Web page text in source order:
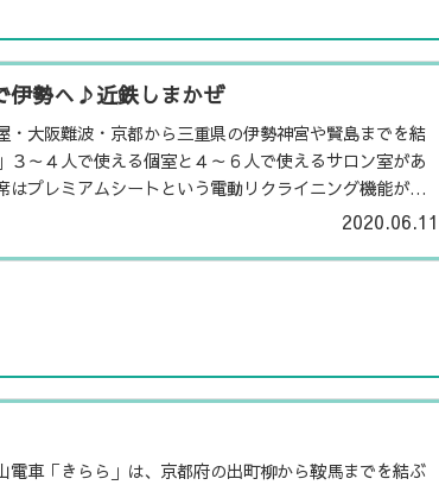
伊勢へ♪近鉄しまかぜ
・大阪難波・京都から三重県の伊勢神宮や賢島までを結
３～４人で使える個室と４～６人で使えるサロン室があ
はプレミアムシートという電動リクライニング機能がつ
2020.06.11
電車「きらら」は、京都府の出町柳から鞍馬までを結ぶ